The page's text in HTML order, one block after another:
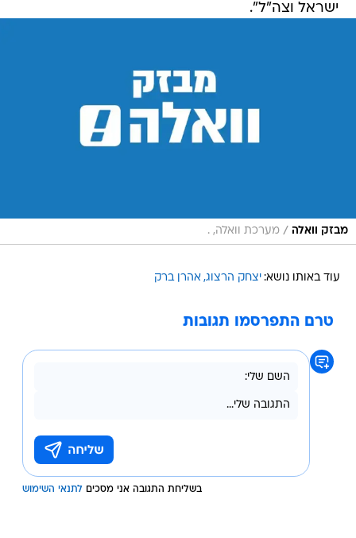
ישראל וצה"ל".
מבזק וואלה / מערכת וואלה, .
עוד באותו נושא: יצחק הרצוג אהרן ברק
טרם התפרסמו תגובות
בשליחת התגובה אני מסכים לתנאי השימוש